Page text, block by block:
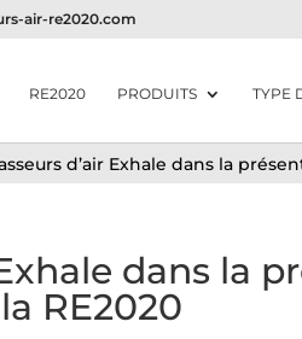
d’air Exhale dans la
air-re2020.com
RE2020 PRODUITS TYPE
dans la
RE2020